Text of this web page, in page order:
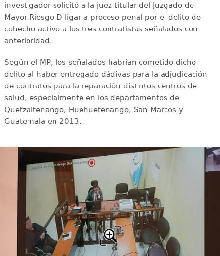
investigador solicitó a la juez titular del Juzgado de
Mayor Riesgo D ligar a proceso penal por el delito de
cohecho activo a los tres contratistas señalados con
anterioridad.
Según el MP, los señalados habrían cometido dicho
delito al haber entregado dádivas para la adjudicación
de contratos para la reparación distintos centros de
salud, especialmente en los departamentos de
Quetzaltenango, Huehuetenango, San Marcos y
Guatemala en 2013.